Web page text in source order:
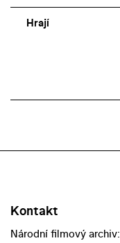
Hrají
Kontakt
Národní filmový archiv: